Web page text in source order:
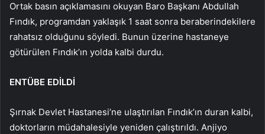
Ortak basın açıklamasını okuyan Baro Başkanı Abdullah
Fındık, programdan yaklaşık 1 saat sonra beraberindekilere
rahatsız olduğunu söyledi. Bunun üzerine hastaneye
götürülen Fındık’ın yolda kalbi durdu.
ENTÜBE EDİLDİ
Şırnak Devlet Hastanesi’ne ulaştırılan Fındık’ın duran kalbi,
doktorların müdahalesiyle yeniden çalıştırıldı. Anjiyo